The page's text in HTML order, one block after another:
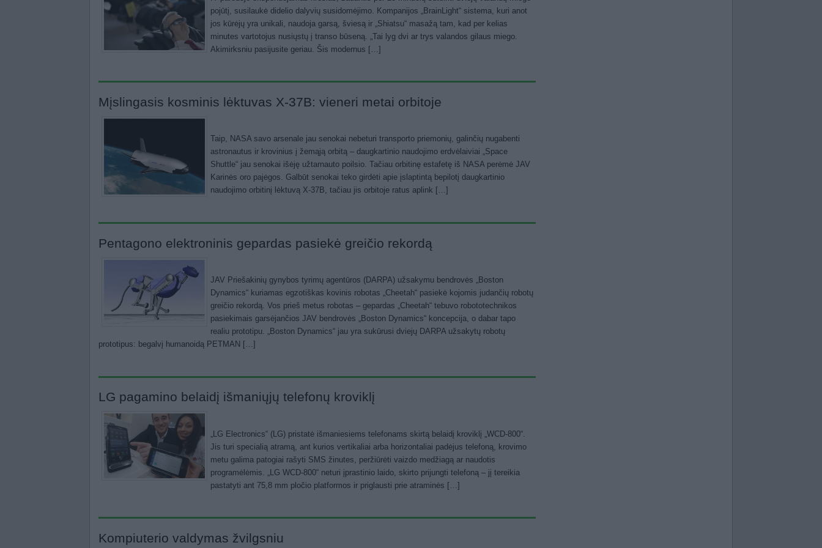
pojūtį, susilaukė didelio dalyvių susidomėjimo. Kompanijos „BrainLight“ sistema, kuri anot
jos kūrėjų yra unikali, naudoja garsą, šviesą ir „Shiatsu“ masažą tam, kad per kelias
minutes vartotojus nusiųstų į transo būseną. „Tai lyg dvi ar trys valandos gilaus miego.
Akimirksniu pasijusite geriau. Šis modernus […]
Mįslingasis kosminis lėktuvas X-37B: vieneri metai orbitoje
Taip, NASA savo arsenale jau senokai nebeturi transporto priemonių, galinčių nugabenti
astronautus ir krovinius į žemąją orbitą – daugkartinio naudojimo erdvėlaiviai „Space
Shuttle“ jau senokai išėję užtarnauto poilsio. Tačiau orbitinę estafetę iš NASA perėmė JAV
Karinės oro pajėgos. Galbūt senokai teko girdėti apie įslaptintą bepilotį daugkartinio
naudojimo orbitinį lėktuvą X-37B, tačiau jis orbitoje ratus aplink […]
Pentagono elektroninis gepardas pasiekė greičio rekordą
JAV Priešakinių gynybos tyrimų agentūros (DARPA) užsakymu bendrovės „Boston
Dynamics“ kuriamas egzotiškas kovinis robotas „Cheetah“ pasiekė kojomis judančių robotų
greičio rekordą. Vos prieš metus robotas – gepardas „Cheetah“ tebuvo robototechnikos
pasiekimais garsėjančios JAV bendrovės „Boston Dynamics“ koncepcija, o dabar tapo
realiu prototipu. „Boston Dynamics“ jau yra sukūrusi dviejų DARPA užsakytų robotų
prototipus: begalvį humanoidą PETMAN […]
LG pagamino belaidį išmaniųjų telefonų kroviklį
„LG Electronics“ (LG) pristatė išmaniesiems telefonams skirtą belaidį kroviklį „WCD-800“.
Jis turi specialią atramą, ant kurios vertikaliai arba horizontaliai padėjus telefoną, krovimo
metu galima patogiai rašyti SMS žinutes, peržiūrėti vaizdo medžiagą ar naudotis
programėlėmis. „LG WCD-800“ neturi įprastinio laido, skirto prijungti telefoną – jį tereikia
pastatyti ant 75,8 mm pločio platformos ir priglausti prie atraminės […]
Kompiuterio valdymas žvilgsniu